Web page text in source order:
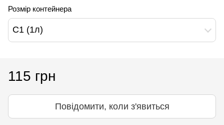
Розмір контейнера
С1 (1л)
115 грн
Повідомити, коли з'явиться